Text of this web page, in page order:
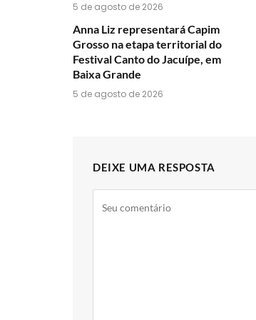
5 de agosto de 2026
Anna Liz representará Capim
Grosso na etapa territorial do
Festival Canto do Jacuípe, em
Baixa Grande
5 de agosto de 2026
DEIXE UMA RESPOSTA